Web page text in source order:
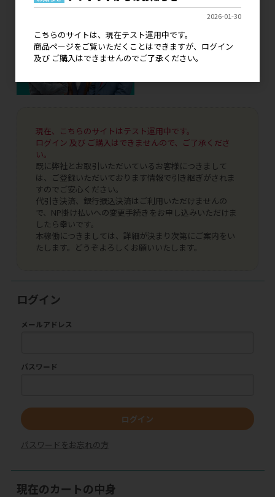
現在、こちらのサイトはテスト運用中です。
ログイン 及び ご購入はできませんので、ご了承くださ
い。
既に弊社とお取引いただいているお客様につきまして
は、ご登録いただいております情報で引き継ぎがされま
すのでご安心ください。
代引き決済、銀行振込決済はご利用いただけませんの
で、NP掛け払いへの変更手続きをお申し込みいただけま
したら幸いです。
本稼働につきましては、詳細が決まり次第にご案内をい
たします。どうぞよろしくお願いいたします。
ログイン
メールアドレス
パスワード
ログイン
パスワードをお忘れの方
現在のカートの中身
2026-01-30
こちらのサイトは、現在テスト運用中です。
商品ページをご覧いただくことはできますが、ログイン
及び ご購入はできませんのでご了承ください。